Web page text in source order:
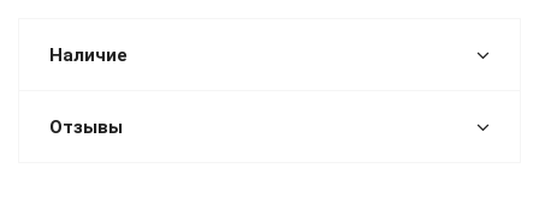
Наличие
Отзывы